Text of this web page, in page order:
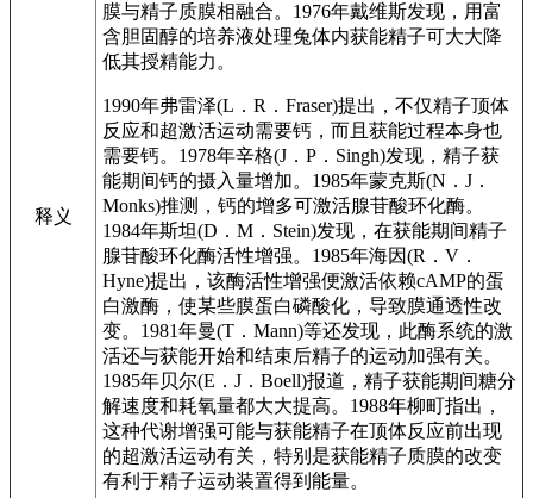
释义
膜与精子质膜相融合。1976年戴维斯发现，用富
含胆固醇的培养液处理兔体内获能精子可大大降
低其授精能力。
1990年弗雷泽(L．R．Fraser)提出，不仅精子顶体
反应和超激活运动需要钙，而且获能过程本身也
需要钙。1978年辛格(J．P．Singh)发现，精子获
能期间钙的摄入量增加。1985年蒙克斯(N．J．
Monks)推测，钙的增多可激活腺苷酸环化酶。
1984年斯坦(D．M．Stein)发现，在获能期间精子
腺苷酸环化酶活性增强。1985年海因(R．V．
Hyne)提出，该酶活性增强便激活依赖cAMP的蛋
白激酶，使某些膜蛋白磷酸化，导致膜通透性改
变。1981年曼(T．Mann)等还发现，此酶系统的激
活还与获能开始和结束后精子的运动加强有关。
1985年贝尔(E．J．Boell)报道，精子获能期间糖分
解速度和耗氧量都大大提高。1988年柳町指出，
这种代谢增强可能与获能精子在顶体反应前出现
的超激活运动有关，特别是获能精子质膜的改变
有利于精子运动装置得到能量。